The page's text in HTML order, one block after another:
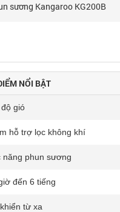
sương Kangaroo KG200B
NỔI BẬT
gió
hỗ trợ lọc không khí
năng phun sương
đến 6 tiếng
từ xa